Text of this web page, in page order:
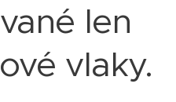
len
vlaky.